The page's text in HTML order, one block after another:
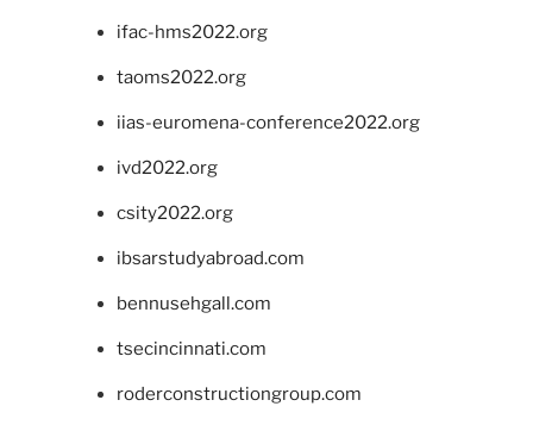
ifac-hms2022.org
taoms2022.org
iias-euromena-conference2022.org
ivd2022.org
csity2022.org
ibsarstudyabroad.com
bennusehgall.com
tsecincinnati.com
roderconstructiongroup.com